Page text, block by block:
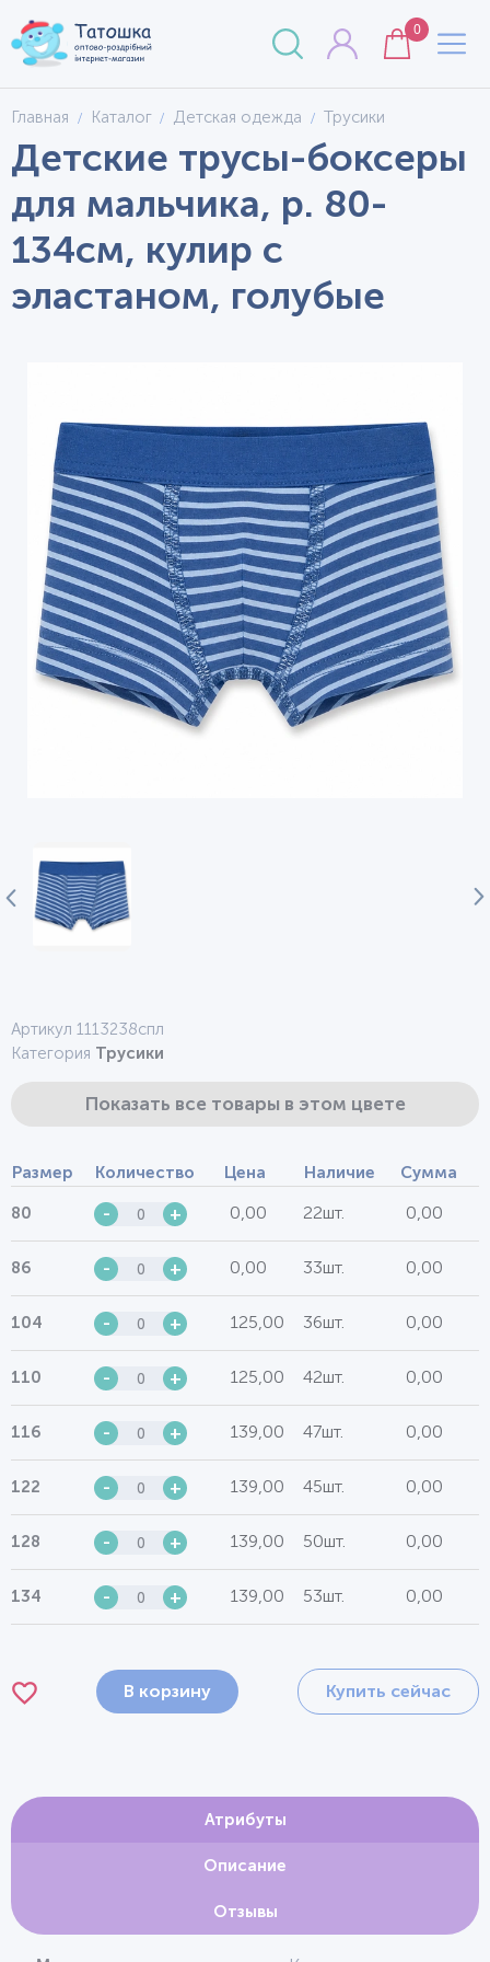
0
Главная Каталог Детская одежда Трусики
Детские трусы-боксеры
для мальчика, р. 80-
134см, кулир с
эластаном, голубые
Артикул 1113238спл
Категория Трусики
Показать все товары в этом цвете
Размер Количество Цена Наличие Сумма
80 - + 0,00 22шт. 0,00
86 - + 0,00 33шт. 0,00
104 - + 125,00 36шт. 0,00
110 - + 125,00 42шт. 0,00
116 - + 139,00 47шт. 0,00
122 - + 139,00 45шт. 0,00
128 - + 139,00 50шт. 0,00
134 - + 139,00 53шт. 0,00
В корзину Купить сейчас
Атрибуты
Описание
Отзывы